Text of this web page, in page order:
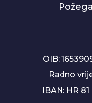
OIB:
Radno
IBAN: HR